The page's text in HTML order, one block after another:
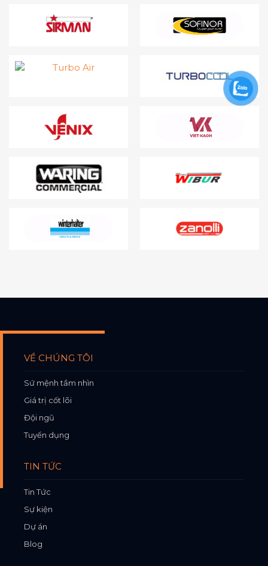
VỀ CHÚNG TÔI
Sứ mệnh tầm nhìn
Giá trị cốt lõi
Đội ngũ
Tuyển dụng
TIN TỨC
Tin Tức
Sự kiện
Dự án
Blog